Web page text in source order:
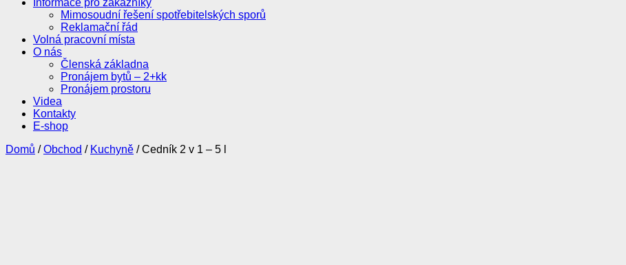
Informace pro zákazníky
Mimosoudní řešení spotřebitelských sporů
Reklamační řád
Volná pracovní místa
O nás
Členská základna
Pronájem bytů – 2+kk
Pronájem prostoru
Videa
Kontakty
E-shop
Domů /Obchod / Kuchyně / Cedník 2 v 1 – 5 l